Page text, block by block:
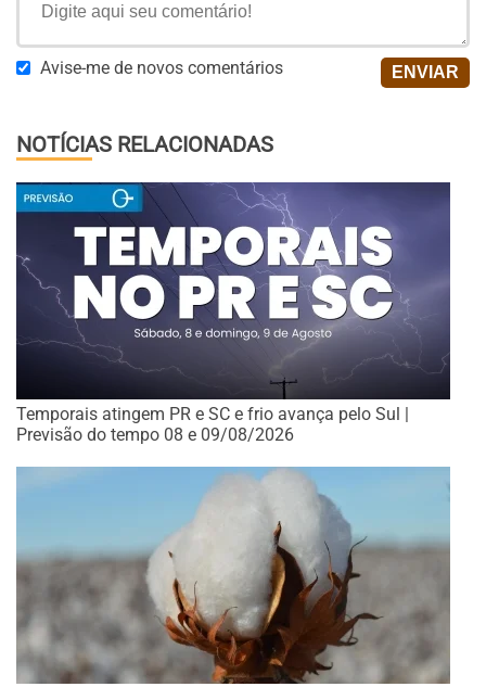
Avise-me de novos comentários
NOTÍCIAS RELACIONADAS
Temporais atingem PR e SC e frio avança pelo Sul |
Previsão do tempo 08 e 09/08/2026